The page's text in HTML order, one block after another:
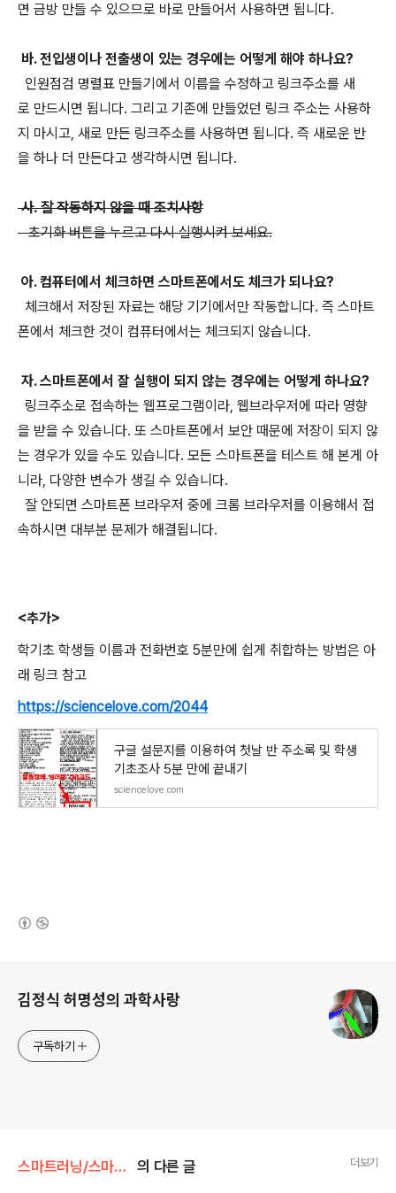
면 금방 만들 수 있으므로 바로 만들어서 사용하면 됩니다.
바. 전입생이나 전출생이 있는 경우에는 어떻게 해야 하나요?
인원점검 명렬표 만들기에서 이름을 수정하고 링크주소를 새
로 만드시면 됩니다. 그리고 기존에 만들었던 링크 주소는 사용하
지 마시고, 새로 만든 링크주소를 사용하면 됩니다. 즉 새로운 반
을 하나 더 만든다고 생각하시면 됩니다.
사. 잘 작동하지 않을 때 조치사항
초기화 버튼을 누르고 다시 실행시켜 보세요.
아. 컴퓨터에서 체크하면 스마트폰에서도 체크가 되나요?
체크해서 저장된 자료는 해당 기기에서만 작동합니다. 즉 스마트
폰에서 체크한 것이 컴퓨터에서는 체크되지 않습니다.
자. 스마트폰에서 잘 실행이 되지 않는 경우에는 어떻게 하나요?
링크주소로 접속하는 웹프로그램이라, 웹브라우저에 따라 영향
을 받을 수 있습니다. 또 스마트폰에서 보안 때문에 저장이 되지 않
는 경우가 있을 수도 있습니다. 모든 스마트폰을 테스트 해 본게 아
니라, 다양한 변수가 생길 수 있습니다.
잘 안되면 스마트폰 브라우저 중에 크롬 브라우저를 이용해서 접
속하시면 대부분 문제가 해결됩니다.
<추가>
학기초 학생들 이름과 전화번호 5분만에 쉽게 취합하는 방법은 아
래 링크 참고
https://sciencelove.com/2044
구글 설문지를 이용하여 첫날 반 주소록 및 학생
기초조사 5분 만에 끝내기
sciencelove.com
김정식 허명성의 과학사랑
구독하기
스마트러닝/스마트러닝 의 다른 글 더보기